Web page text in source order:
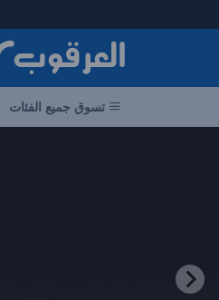
تسوق جميع الفئات